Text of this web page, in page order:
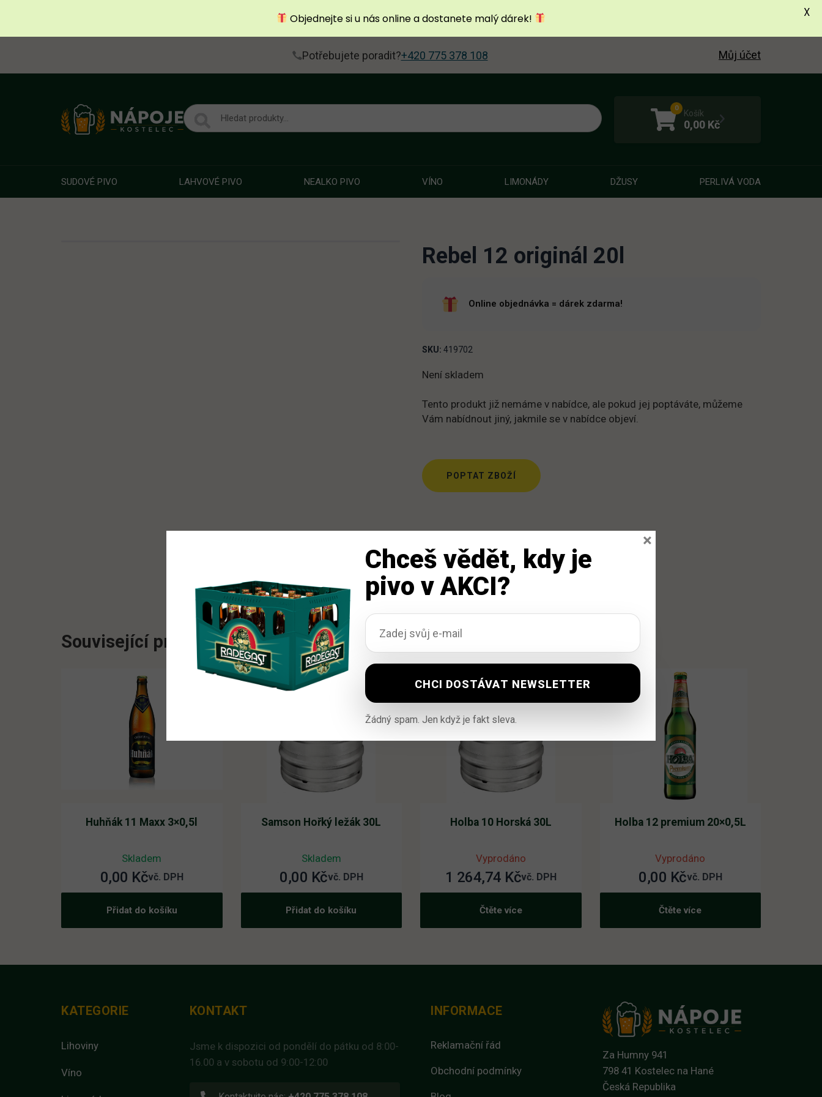
Potřebujete poradit?+420 775 378 108 Můj účet
0 Košík
0,00 Kč
SUDOVÉ PIVO LAHVOVÉ PIVO NEALKO PIVO VÍNO LIMONÁDY DŽUSY PERLIVÁ VODA
Rebel 12 originál 20l
Online objednávka = dárek zdarma!
SKU: 419702
Není skladem
Tento produkt již nemáme v nabídce, ale pokud jej poptáváte, můžeme
Vám nabídnout jiný, jakmile se v nabídce objeví.
POPTAT ZBOŽÍ
Související produkty
Huhňák 11 Maxx 3×0,5l
Skladem
0,00 Kčvč. DPH
Přidat do košíku
Samson Hořký ležák 30L
Skladem
0,00 Kčvč. DPH
Přidat do košíku
Holba 10 Horská 30L
Vyprodáno
1 264,74 Kčvč. DPH
Čtěte více
Holba 12 premium 20×0,5L
Vyprodáno
0,00 Kčvč. DPH
Čtěte více
KATEGORIE
Lihoviny
Víno
KONTAKT
Jsme k dispozici od pondělí do pátku od 8:00-
16.00 a v sobotu od 9:00-12:00
INFORMACE
Reklamační řád
Obchodní podmínky
Za Humny 941
798 41 Kostelec na Hané
Česká Republika
Objednejte si u nás online a dostanete malý dárek! X
Chceš vědět, kdy je
pivo v AKCI?
Žádný spam. Jen když je fakt sleva.
×